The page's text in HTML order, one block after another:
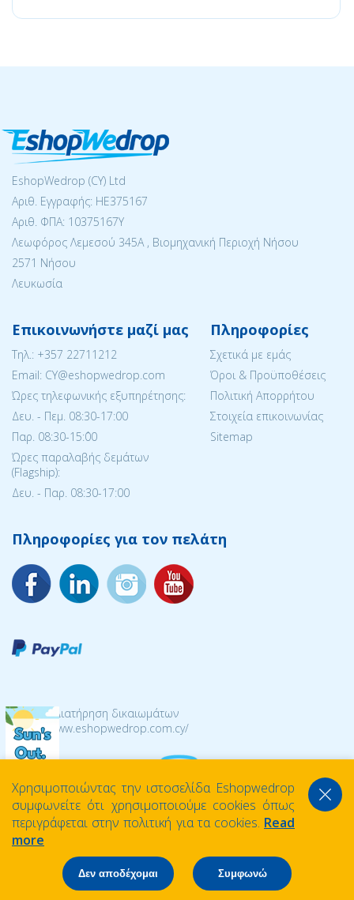
EshopWedrop (CY) Ltd
Αριθ. Εγγραφής: ΗΕ375167
Αριθ. ΦΠΑ: 10375167Y
Λεωφόρος Λεμεσού 345Α , Βιομηχανική Περιοχή Νήσου
2571 Νήσου
Λευκωσία
Επικοινωνήστε μαζί μας
Tηλ.: +357 22711212
Email: CY@eshopwedrop.com
Ώρες τηλεφωνικής εξυπηρέτησης:
Δευ. - Πεμ. 08:30-17:00
Παρ. 08:30-15:΄00
Ώρες παραλαβής δεμάτων
(Flagship):
Δευ. - Παρ. 08:30-17:00
Πληροφορίες
Σχετικά με εμάς
Όροι & Προϋποθέσεις
Πολιτική Απορρήτου
Στοιχεία επικοινωνίας
Sitemap
Πληροφορίες για τον πελάτη
© 2026 Διατήρηση δικαιωμάτων
https://www.eshopwedrop.com.cy/
Χρησιμοποιώντας την ιστοσελίδα Eshopwedrop
συμφωνείτε ότι χρησιμοποιούμε cookies όπως
περιγράφεται στην πολιτική για τα cookies. Read
more
Δεν αποδέχομαι Συμφωνώ